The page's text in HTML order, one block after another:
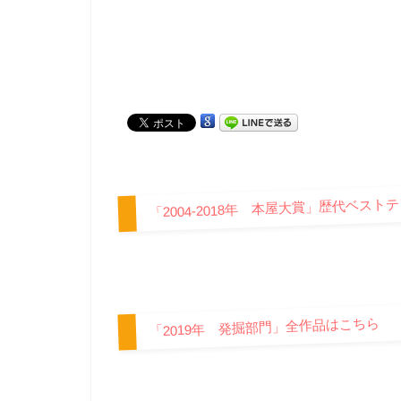
「2004-2018年 本屋大賞」歴代ベスト
「2019年 発掘部門」全作品はこちら